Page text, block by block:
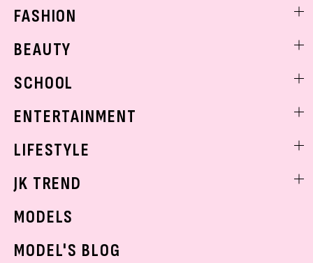
FASHION
着回し
BEAUTY
ベストコスメ
ボディケア
SCHOOL
学校ヘアメイク
ENTERTAINMENT
K-POP
LIFESTYLE
モデルの購入品
おでかけ
JK TREND
MODELS
MODEL'S BLOG